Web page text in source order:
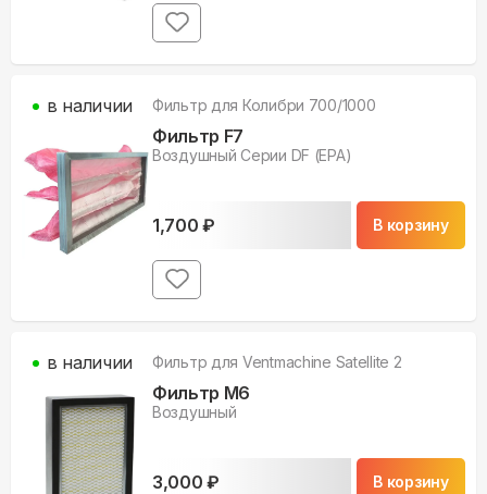
Фильтр для Колибри 700/1000
Фильтр F7
Воздушный Серии DF (EPA)
1,700 ₽ В корзину
в наличии
Фильтр для Ventmachine Satellite 2
Фильтр M6
Воздушный
3,000 ₽ В корзину
в наличии